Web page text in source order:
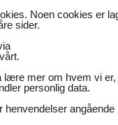
Noen cookies er
sider.
lære mer om hvem vi er,
personlig data.
henvendelser angående